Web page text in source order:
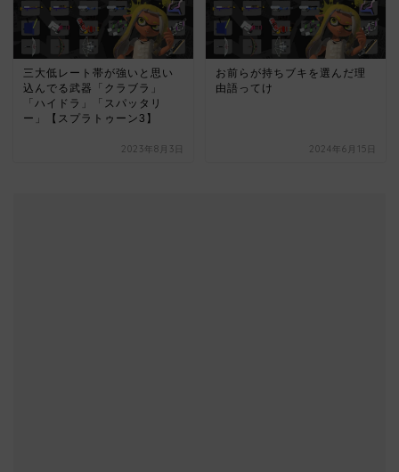
三大低レート帯が強いと思い
込んでる武器「クラブラ」
「ハイドラ」「スパッタリ
ー」【スプラトゥーン3】
2023年8月3日
お前らが持ちブキを選んだ理
由語ってけ
2024年6月15日